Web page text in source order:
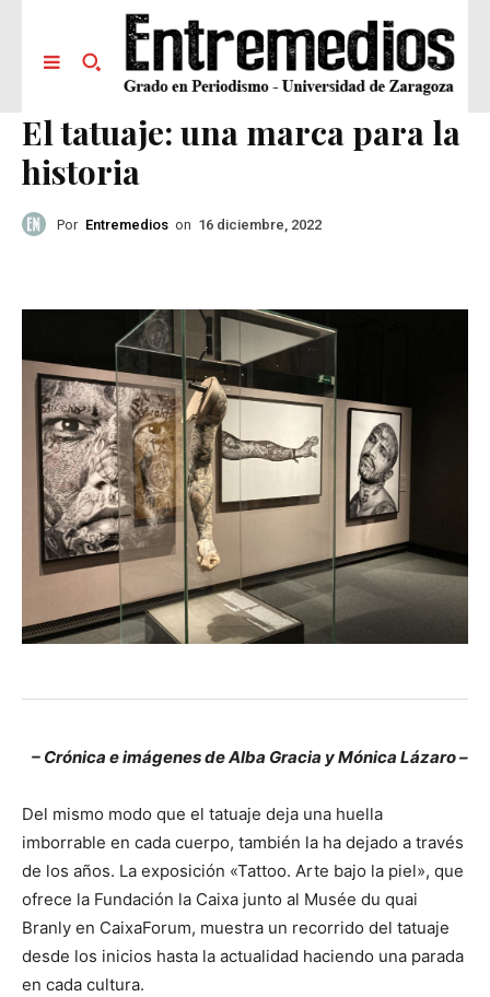
El tatuaje: una marca para la
historia
Por Entremedios on 16 diciembre, 2022
– Crónica e imágenes de Alba Gracia y Mónica Lázaro –
Del mismo modo que el tatuaje deja una huella
imborrable en cada cuerpo, también la ha dejado a través
de los años. La exposición «Tattoo. Arte bajo la piel», que
ofrece la Fundación la Caixa junto al Musée du quai
Branly en CaixaForum, muestra un recorrido del tatuaje
desde los inicios hasta la actualidad haciendo una parada
en cada cultura.